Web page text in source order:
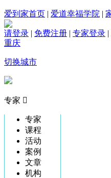
爱到家首页 | 爱道幸福学院 |
请登录 | 免费注册 | 专家登录 |
重庆
切换城市
专家 
专家
课程
活动
案例
文章
机构